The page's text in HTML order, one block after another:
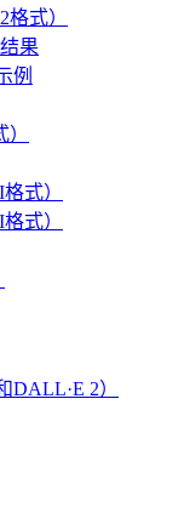
式）
果
例
式）
式）
DALL·E 2）